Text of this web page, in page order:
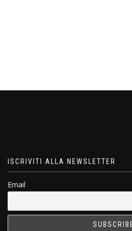
ISCRIVITI ALLA NEWSLETTER
Email